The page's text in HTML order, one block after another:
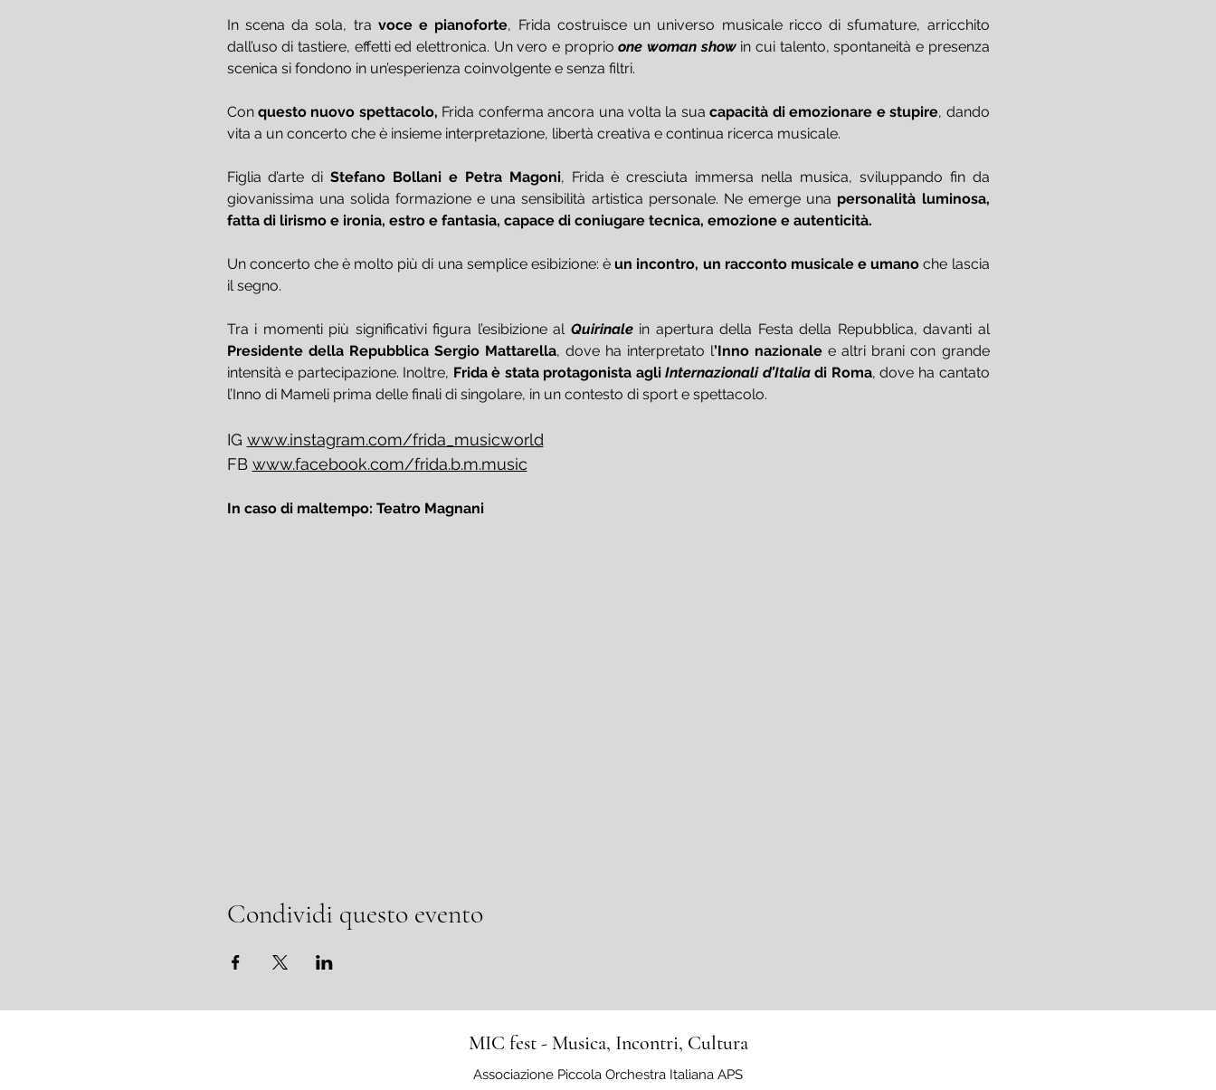
In scena da sola, tra voce e pianoforte, Frida costruisce un universo musicale ricco di sfumature, arricchito
dall’uso di tastiere, effetti ed elettronica. Un vero e proprio one woman show in cui talento, spontaneità e presenza
scenica si fondono in un’esperienza coinvolgente e senza filtri.
Con questo nuovo spettacolo, Frida conferma ancora una volta la sua capacità di emozionare e stupire, dando
vita a un concerto che è insieme interpretazione, libertà creativa e continua ricerca musicale.
Figlia d’arte di Stefano Bollani e Petra Magoni, Frida è cresciuta immersa nella musica, sviluppando fin da
giovanissima una solida formazione e una sensibilità artistica personale. Ne emerge una personalità luminosa,
fatta di lirismo e ironia, estro e fantasia, capace di coniugare tecnica, emozione e autenticità.
Un concerto che è molto più di una semplice esibizione: è un incontro, un racconto musicale e umano che lascia
il segno.
Tra i momenti più significativi figura l’esibizione al Quirinale
in apertura della Festa della Repubblica, davanti al
Presidente della Repubblica Sergio Mattarella, dove ha interpretato l’Inno nazionale e altri brani con grande
intensità e partecipazione. Inoltre, Frida è stata protagonista agli Internazionali d’Italia di Roma, dove ha cantato
l’Inno di Mameli prima delle finali di singolare, in un contesto di sport e spettacolo.
IG www.instagram.com/frida_musicworld
FB www.facebook.com/frida.b.m.music
In caso di maltempo: Teatro Magnani
Condividi questo evento
MIC fest - Musica, Incontri, Cultura
Associazione Piccola Orchestra Italiana APS